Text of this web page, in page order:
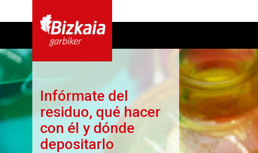
Infórmate del
residuo, qué hacer
con él y dónde
depositarlo